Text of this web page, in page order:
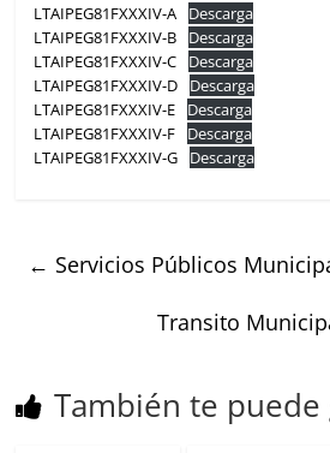
LTAIPEG81FXXXIV-A
Descarga
LTAIPEG81FXXXIV-B
Descarga
LTAIPEG81FXXXIV-C
Descarga
LTAIPEG81FXXXIV-D
Descarga
LTAIPEG81FXXXIV-E
Descarga
LTAIPEG81FXXXIV-F
Descarga
LTAIPEG81FXXXIV-G
Descarga
← Servicios Públicos
Transito
También te puede